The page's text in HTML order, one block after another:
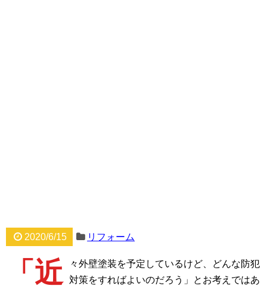
2020/6/15 リフォーム
「近
々外壁塗装を予定しているけど、どんな防犯
対策をすればよいのだろう」とお考えではあ